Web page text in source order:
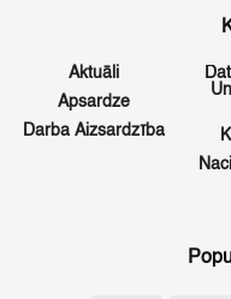
Aktuāli
Apsardze
Darba Aizsardzība